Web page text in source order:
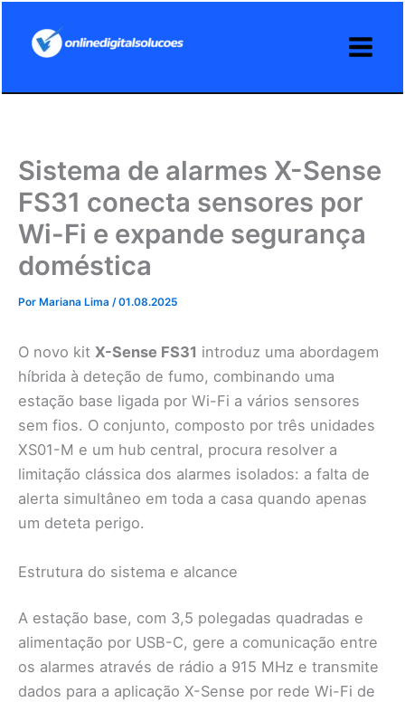
Sistema de alarmes X-Sense
FS31 conecta sensores por
Wi-Fi e expande segurança
doméstica
Por Mariana Lima /01.08.2025
O novo kit X-Sense FS31 introduz uma abordagem
híbrida à deteção de fumo, combinando uma
estação base ligada por Wi-Fi a vários sensores
sem fios. O conjunto, composto por três unidades
XS01-M e um hub central, procura resolver a
limitação clássica dos alarmes isolados: a falta de
alerta simultâneo em toda a casa quando apenas
um deteta perigo.
Estrutura do sistema e alcance
A estação base, com 3,5 polegadas quadradas e
alimentação por USB-C, gere a comunicação entre
os alarmes através de rádio a 915 MHz e transmite
dados para a aplicação X-Sense por rede Wi-Fi de